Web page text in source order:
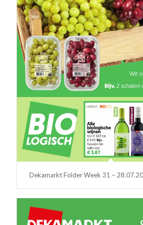
Dekamarkt Folder Week 31 –